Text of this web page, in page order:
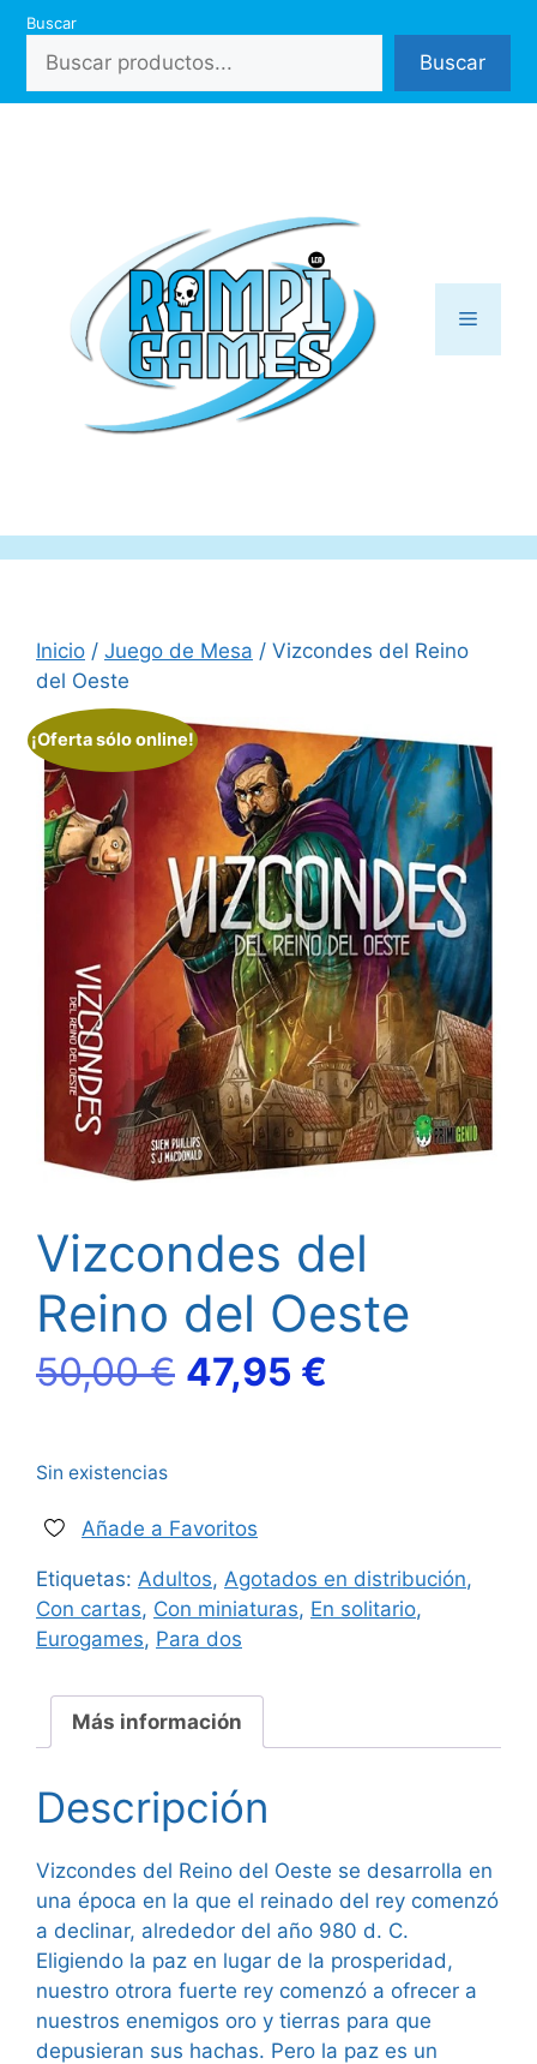
Saltar
contenido
Buscar
Buscar
Menú
Inicio / Juego de Mesa / Vizcondes del Reino
del Oeste
¡Oferta sólo online!
Vizcondes del
Reino del Oeste
50,00€ El
era:
50,00 €.
47,95 €
47,95 €.
Sin existencias
Añade a Favoritos
Etiquetas: Adultos, Agotados en distribución,
Con cartas, Con miniaturas, En solitario,
Eurogames, Para dos
Más información
Descripción
Vizcondes del Reino del Oeste se desarrolla en
una época en la que el reinado del rey comenzó
a declinar, alrededor del año 980 d. C.
Eligiendo la paz en lugar de la prosperidad,
nuestro otrora fuerte rey comenzó a ofrecer a
nuestros enemigos oro y tierras para que
depusieran sus hachas. Pero la paz es un